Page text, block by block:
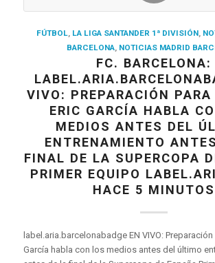
FÚTBOL, LA LIGA SANTANDER 1ª DIVISIÓN,
BARCELONA, NOTICIAS MADRID
FC. BARCELONA:
VIVO: PREPARACIÓN
ERIC GARCÍA HABLA
MEDIOS ANTES DEL
ENTRENAMIENTO
FINAL DE LA SUPERCOPA
PRIMER EQUIPO
HACE 5 MINUTOS
label.aria.barcelonabadge EN VIVO:
García habla con los medios antes del último